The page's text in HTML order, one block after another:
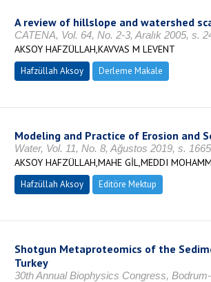
A review of hillslope and watershed
CATENA, Vol. 64, No. 2-3, Aralık 2005, s.
AKSOY HAFZÜLLAH,KAVVAS M LEVENT
Hafzüllah Aksoy Derleme Makale
Modeling and Practice of Erosion and
Water, Vol. 11, No. 8, Ağustos 2019, s.
AKSOY HAFZÜLLAH,MAHE GİL,MEDDI
Hafzüllah Aksoy Editöre Mektup
Shotgun Metaproteomics of the
Turkey
30th Annual Biophysics Congress,